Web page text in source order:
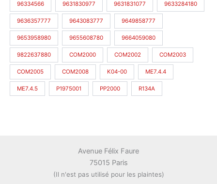
96334566 9631830977 9631831077 9633284180
9636357777 9643083777 9649858777
9653958980 9655608780 9664059080
9822637880 COM2000 COM2002 COM2003
COM2005 COM2008 K04-00 ME7.4.4
ME7.4.5 P1975001 PP2000 R134A
Avenue Félix Faure
75015 Paris
(Il n'est pas utilisé pour les plaintes)